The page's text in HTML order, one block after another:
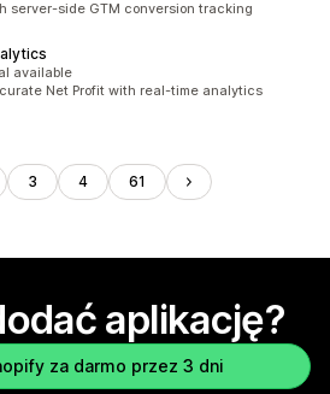
server-side GTM conversion tracking
803
available
Net Profit with real-time analytics
3 4 61
aplikację?
za darmo przez 3 dni